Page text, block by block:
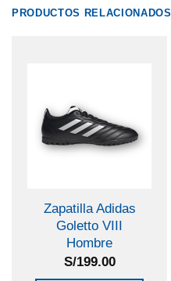
PRODUCTOS RELACIONADOS
Zapatilla Adidas
Goletto VIII
Hombre
S/199.00